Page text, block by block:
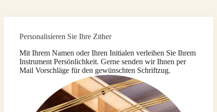
Personalisieren Sie Ihre Zither
Mit Ihrem Namen oder Ihren Initialen verleihen Sie Ihrem
Instrument Persönlichkeit. Gerne senden wir Ihnen per
Mail Vorschläge für den gewünschten Schriftzug.